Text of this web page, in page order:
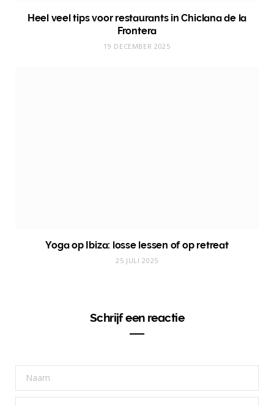
Heel veel tips voor restaurants in Chiclana de la
Frontera
19 DECEMBER 2025
Yoga op Ibiza: losse lessen of op retreat
25 JULI 2025
Schrijf een reactie